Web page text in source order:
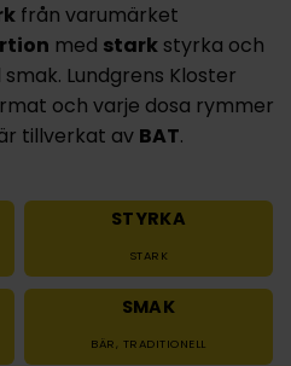
från varumärket
med stark styrka och
Lundgrens Kloster
och varje dosa rymmer
tillverkat av BAT.
STYRKA
STARK
SMAK
BÄR, TRADITIONELL